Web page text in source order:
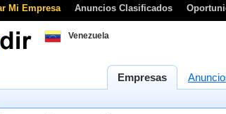
Mi Empresa Anuncios Clasificados
Venezuela
Empresas